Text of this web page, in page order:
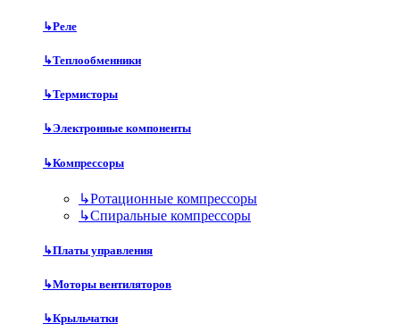
↳Реле
↳Теплообменники
↳Термисторы
↳Электронные компоненты
↳Компрессоры
↳Ротационные компрессоры
↳Спиральные компрессоры
↳Платы управления
↳Моторы вентиляторов
↳Крыльчатки